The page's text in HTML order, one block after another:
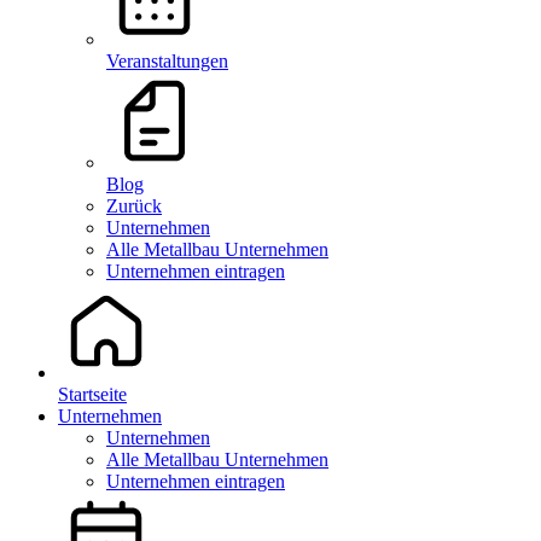
Veranstaltungen
Blog
Zurück
Unternehmen
Alle Metallbau Unternehmen
Unternehmen eintragen
Startseite
Unternehmen
Unternehmen
Alle Metallbau Unternehmen
Unternehmen eintragen